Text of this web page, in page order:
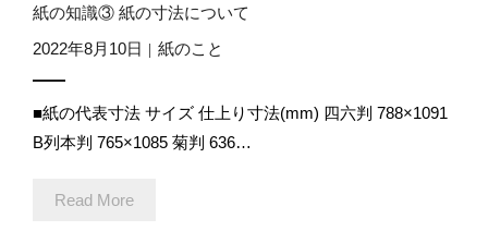
スペシャル
ストア
お問い合わせ
紙の知識③ 紙の寸法について
2022年8月10日 紙のこと
■紙の代表寸法 サイズ 仕上り寸法(mm) 四六判 788×1091
B列本判 765×1085 菊判 636…
Read More